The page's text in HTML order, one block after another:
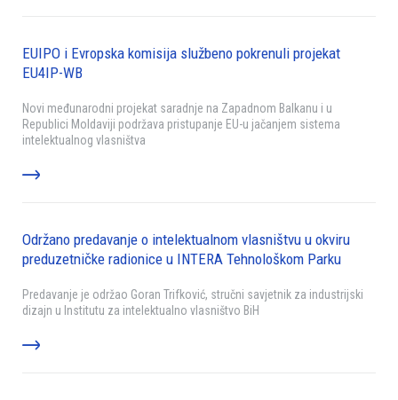
EUIPO i Evropska komisija službeno pokrenuli projekat
EU4IP-WB
Novi međunarodni projekat saradnje na Zapadnom Balkanu i u
Republici Moldaviji podržava pristupanje EU-u jačanjem sistema
intelektualnog vlasništva
Održano predavanje o intelektualnom vlasništvu u okviru
preduzetničke radionice u INTERA Tehnološkom Parku
Predavanje je održao Goran Trifković, stručni savjetnik za industrijski
dizajn u Institutu za intelektualno vlasništvo BiH